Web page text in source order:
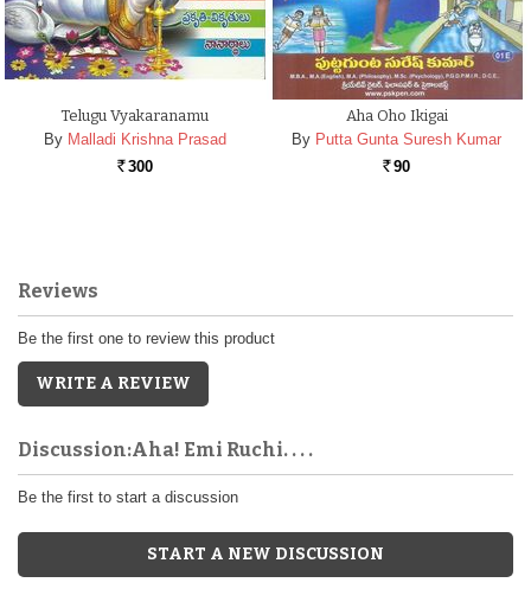
Telugu Vyakaranamu
By Malladi Krishna Prasad
Rs. 300
Aha Oho Ikigai
By Putta Gunta Suresh Kumar
Rs. 90
Reviews
Be the first one to review this product
WRITE A REVIEW
Discussion:Aha! Emi Ruchi. . . .
Be the first to start a discussion
START A NEW DISCUSSION